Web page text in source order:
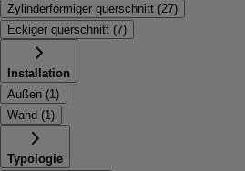
Zylinderförmiger querschnitt (27)
Eckiger querschnitt (7)
Installation
Außen (1 )
Wand (1 )
Typologie